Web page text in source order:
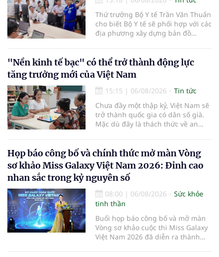
Thứ trưởng Bộ Y tế Trần Văn Thuấn
cho biết Bộ Y tế sẽ phối hợp với các
địa phương xây dựng bản đồ
thiện cơ chế tài chính và đa dạng
hóa phương tiện nhằm nâng cao
năng lực cấp cứu trước viện trên
phạm vi cả nước.
"Nền kinh tế bạc" có thể trở thành động lực
tăng trưởng mới của Việt Nam
15:15 | 06/08/2026
Tin tức
Chưa đầy một thập kỷ, Việt Nam sẽ
trở thành quốc gia có dân số già.
Mặc dù đây là thách thức về an
có giá trị hàng tỷ USD.
Họp báo công bố và chính thức mở màn Vòng
sơ khảo Miss Galaxy Việt Nam 2026: Đỉnh cao
nhan sắc trong kỷ nguyên số
08:00 | 06/08/2026
Sức khỏe
tinh thần
Buổi họp báo công bố và mở màn
Vòng sơ khảo cuộc thi Miss Galaxy
Việt Nam 2026 đã diễn ra thành